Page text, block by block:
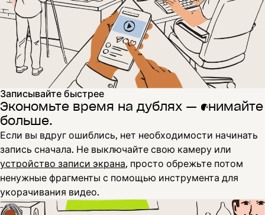
Записывайте быстрее
Экономьте время на дублях — снимайте
больше.
Если вы вдруг ошиблись, нет необходимости начинать
запись сначала. Не выключайте свою камеру или
устройство записи экрана, просто обрежьте потом
ненужные фрагменты с помощью инструмента для
укорачивания видео.